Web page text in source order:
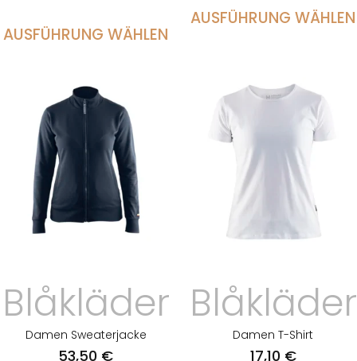
AUSFÜHRUNG WÄHLEN
AUSFÜHRUNG WÄHLEN
Blåkläder
Damen Sweaterjacke
53,50 €
Blåkläder
Damen T-Shirt
17,10 €